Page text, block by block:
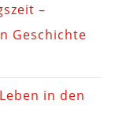
–
Geschichte
in den